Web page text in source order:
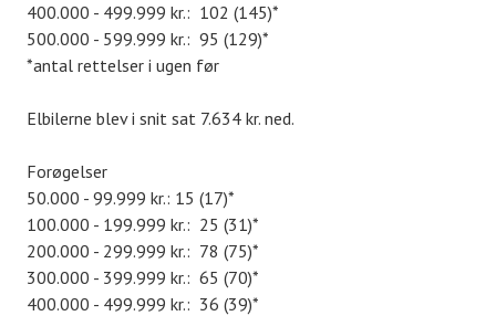
400.000 - 499.999 kr.: 102 (145)*
500.000 - 599.999 kr.: 95 (129)*
*antal rettelser i ugen før
Elbilerne blev i snit sat 7.634 kr. ned.
Forøgelser
50.000 - 99.999 kr.: 15 (17)*
100.000 - 199.999 kr.: 25 (31)*
200.000 - 299.999 kr.: 78 (75)*
300.000 - 399.999 kr.: 65 (70)*
400.000 - 499.999 kr.: 36 (39)*